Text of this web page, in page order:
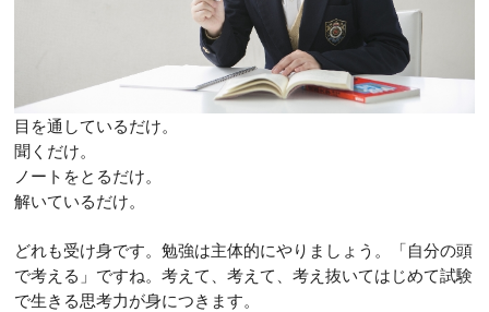
目を通しているだけ。
聞くだけ。
ノートをとるだけ。
解いているだけ。
どれも受け身です。勉強は主体的にやりましょう。「自分の頭
で考える」ですね。考えて、考えて、考え抜いてはじめて試験
で生きる思考力が身につきます。